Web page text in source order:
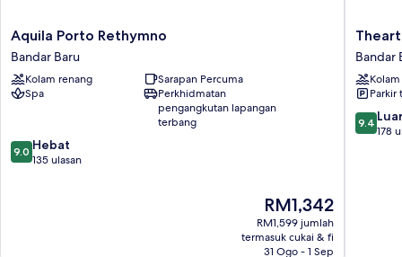
Aquila
Porto
Rethymno
Bandar
Baru
Aquila Porto Rethymno
Bandar Baru
Kolam renang
Sarapan Percuma
Spa
Perkhidmatan
pengangkutan lapangan
terbang
9.0
daripada
9.0 Hebat
135 ulasan
Harga
ialah
RM1,342
RM1,342
RM1,599 jumlah
termasuk cukai & fi
31 Ogo - 1 Sep
Palace
Bandar
Baru
Bandar
Parkir
9.4
9.4
178